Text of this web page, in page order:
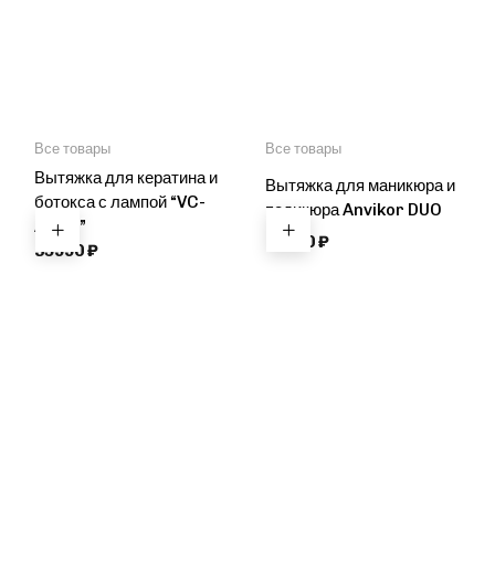
Все товары
Вытяжка для кератина и
ботокса с лампой “VC-
AIR-5”
35990₽
Все товары
Вытяжка для маникюра и
педикюра Anvikor DUO
49900₽